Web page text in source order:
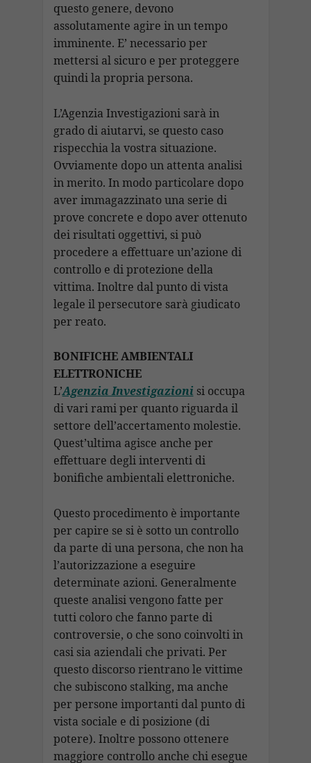
questo genere, devono
assolutamente agire in un tempo
imminente. E’ necessario per
mettersi al sicuro e per proteggere
quindi la propria persona.
L’Agenzia Investigazioni sarà in
grado di aiutarvi, se questo caso
rispecchia la vostra situazione.
Ovviamente dopo un attenta analisi
in merito. In modo particolare dopo
aver immagazzinato una serie di
prove concrete e dopo aver ottenuto
dei risultati oggettivi, si può
procedere a effettuare un’azione di
controllo e di protezione della
vittima. Inoltre dal punto di vista
legale il persecutore sarà giudicato
per reato.
BONIFICHE AMBIENTALI
ELETTRONICHE
L’Agenzia Investigazioni si occupa
di vari rami per quanto riguarda il
settore dell’accertamento molestie.
Quest’ultima agisce anche per
effettuare degli interventi di
bonifiche ambientali elettroniche.
Questo procedimento è importante
per capire se si è sotto un controllo
da parte di una persona, che non ha
l’autorizzazione a eseguire
determinate azioni. Generalmente
queste analisi vengono fatte per
tutti coloro che fanno parte di
controversie, o che sono coinvolti in
casi sia aziendali che privati. Per
questo discorso rientrano le vittime
che subiscono stalking, ma anche
per persone importanti dal punto di
vista sociale e di posizione (di
potere). Inoltre possono ottenere
maggiore controllo anche chi esegue